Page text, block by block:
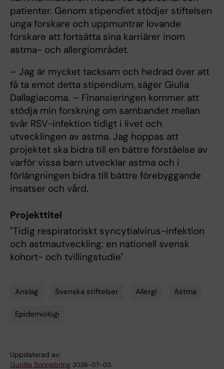
patienter. Genom stipendiet stödjer stiftelsen
unga forskare och uppmuntrar lovande
forskare att fortsätta sina karriärer inom
astma- och allergiområdet.
– Jag är mycket tacksam och hedrad över att
få ta emot detta stipendium, säger Giulia
Dallagiacoma. – Finansieringen kommer att
stödja min forskning om sambandet mellan
svår RSV-infektion tidigt i livet och
utvecklingen av astma. Jag hoppas att
projektet ska bidra till en bättre förståelse av
varför vissa barn utvecklar astma och i
förlängningen bidra till bättre förebyggande
insatser och vård.
Projekttitel
"Tidig respiratoriskt syncytialvirus-infektion
och astmautveckling: en nationell svensk
kohort- och tvillingstudie"
Anslag Svenska stiftelser Allergi Astma
Epidemiologi
Uppdaterad av:
Gunilla Sonnebring 2026-07-03